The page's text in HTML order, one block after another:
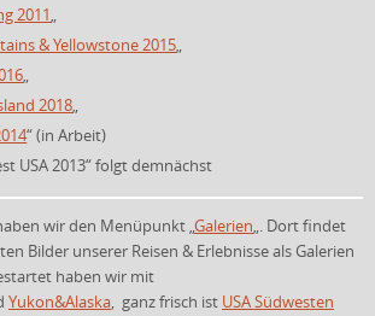
2011„
& Yellowstone 2015„
„
2018„
“ (in Arbeit)
USA 2013“ folgt demnächst
wir den Menüpunkt „Galerien„. Dort findet
Bilder unserer Reisen & Erlebnisse als Galerien
haben wir mit
Yukon&Alaska, ganz frisch ist USA Südwesten